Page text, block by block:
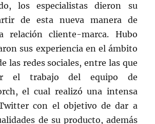
los especialistas dieron su
de esta nueva manera de
relación cliente-marca. Hubo
sus experiencia en el ámbito
las redes sociales, entre las que
el trabajo del equipo de
el cual realizó una intensa
con el objetivo de dar a
de su producto, además